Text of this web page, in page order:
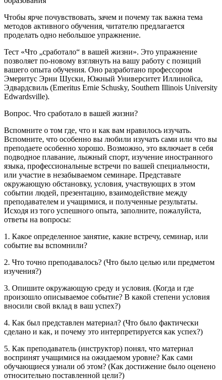
Чтобы ярче почувствовать, зачем и почему так важна тема
методов активного обучения, читателю предлагается
проделать одно небольшое упражнение.
Тест «Что „сработало“ в вашей жизни». Это упражнение
позволяет по-новому взглянуть на вашу работу с позиций
вашего опыта обучения. Оно разработано профессором
Эмеритус Эрни Шуски, Южный Университет Иллинойса,
Эдвардсвиль (Emeritus Ernie Schusky, Southern Illinois University
Edwardsville).
Вопрос. Что сработало в вашей жизни?
Вспомните о том где, что и как вам нравилось изучать.
Вспомните, что особенно вы любили изучать сами или что вы
преподаете особенно хорошо. Возможно, это включает в себя
подводное плавание, лыжный спорт, изучение иностранного
языка, профессиональные встречи по вашей специальности,
или участие в незабываемом семинаре. Представьте
окружающую обстановку, условия, участвующих в этом
событии людей, презентацию, взаимодействие между
преподавателем и учащимися, и полученные результаты.
Исходя из того успешного опыта, заполните, пожалуйста,
ответы на вопросы:
1. Какое определенное занятие, какие встречу, семинар, или
событие вы вспомнили?
2. Что точно преподавалось? (Что было целью или предметом
изучения?)
3. Опишите окружающую среду и условия. (Когда и где
произошло описываемое событие? В какой степени условия
вносили свой вклад в ваш успех?)
4. Как был представлен материал? (Что было фактически
сделано и как, и почему это интерпретируется как успех?)
5. Как преподаватель (инструктор) понял, что материал
воспринят учащимися на ожидаемом уровне? Как сами
обучающиеся узнали об этом? (Как достижение было оценено
относительно поставленной цели?)